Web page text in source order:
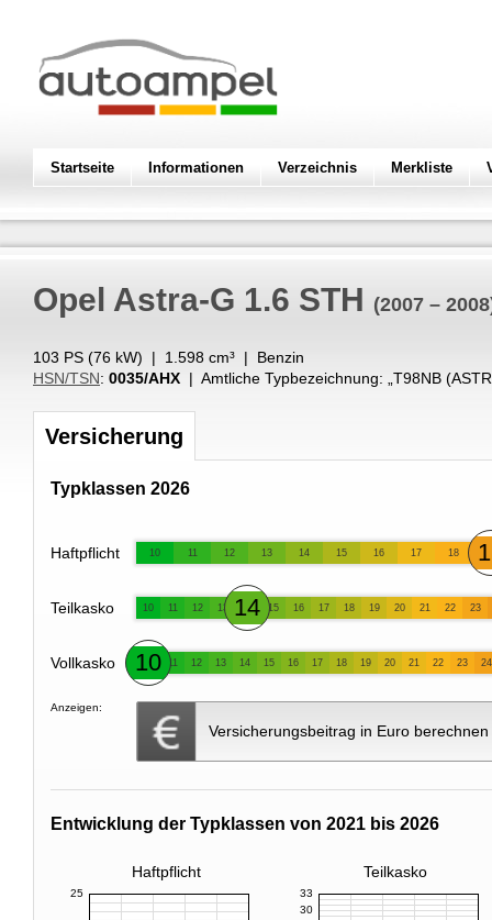
Startseite Informationen Verzeichnis Merkliste
Opel Astra-G 1.6 STH (2007 –
103 PS (76 kW) | 1.598 cm³ | Benzin
HSN/TSN: 0035/AHX | Amtliche Typbezeichnung: „ T98NB
Versicherung
Typklassen 2026
Haftpflicht 10 11 12 13 14 15 16 17 18
Teilkasko 10 11 12 13 14 15 16 17 18 19 20 21 22 23
Vollkasko 10 11 12 13 14 15 16 17 18 19 20 21 22 23 24
Anzeigen:
Versicherungsbeitrag in Euro berechnen
Entwicklung der Typklassen von 2021 bis 2026
Haftpflicht Teilkasko
25
30
33